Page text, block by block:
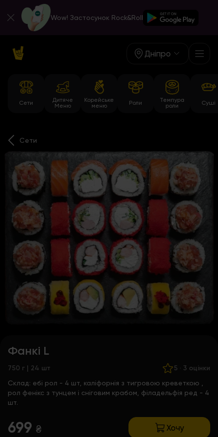
Wow! Застосунок Rock&Roll
Дніпро
Сети
Дитяче
Меню
Корейське
меню
Роли
Темпура
роли
Суші
Сети
Фанкі L
750 г | 24 шт 5 · 3 оцінки
Склад: ебі рол - 4 шт, каліфорнія з тигровою креветкою
рол фенікс з тунцем і сніговим крабом, філадельфія ред - 4
шт.
699 ₴ Хочу